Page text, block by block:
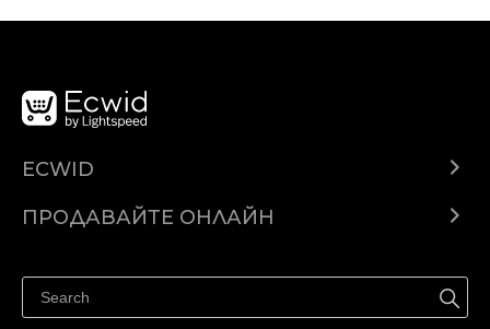
ECWID
Помощен център
ПРОДАВАЙТЕ ОНЛАЙН
Продавайте във Facebook
Продавайте в Instagram